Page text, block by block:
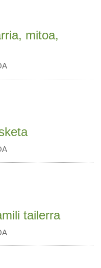
mitoa,
tailerra